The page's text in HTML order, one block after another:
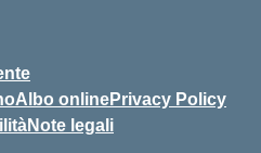
Albo onlinePrivacy Policy
Note legali